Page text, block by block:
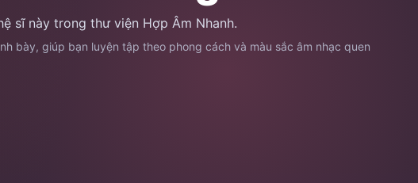
sĩ này trong thư viện Hợp Âm Nhanh.
bày, giúp bạn luyện tập theo phong cách và màu sắc âm nhạc quen